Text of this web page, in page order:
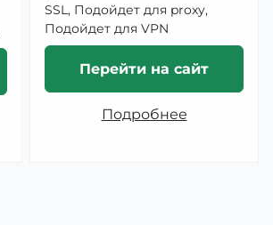
SSL, Подойдет для proxy,
Подойдет для VPN
Перейти на сайт
Подробнее